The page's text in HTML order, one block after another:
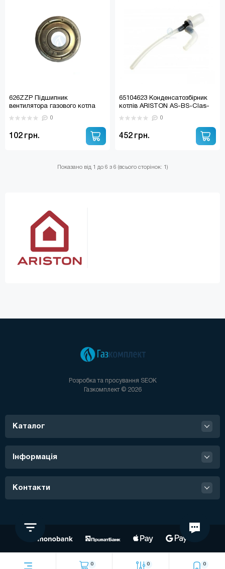
0 0 0
626ZZP Підшипник
вентилятора газового котла
ZZ 626 SKF (Польща)
0
102 грн.
65104623 Конденсатозбірник
котлів ARISTON AS-BS-Clas-
Egis-Genus, CHAFFOTEAUX
0
452 грн.
Показано від 1 до 6 з 6 (всього сторінок: 1)
Розробка та просування SEOK
Газкомплект © 2026
Каталог
Інформація
Контакти